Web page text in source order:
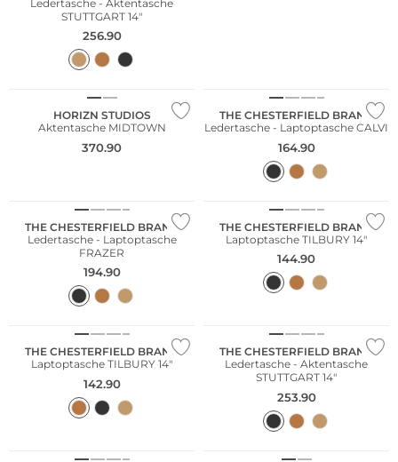
Ledertasche - Aktentasche
STUTTGART 14"
256.90
HORIZN STUDIOS
Aktentasche MIDTOWN
370.90
THE CHESTERFIELD BRAND
Ledertasche - Laptoptasche CALVI
164.90
THE CHESTERFIELD BRAND
Ledertasche - Laptoptasche
FRAZER
194.90
THE CHESTERFIELD BRAND
Laptoptasche TILBURY 14"
144.90
THE CHESTERFIELD BRAND
Laptoptasche TILBURY 14"
142.90
THE CHESTERFIELD BRAND
Ledertasche - Aktentasche
STUTTGART 14"
253.90